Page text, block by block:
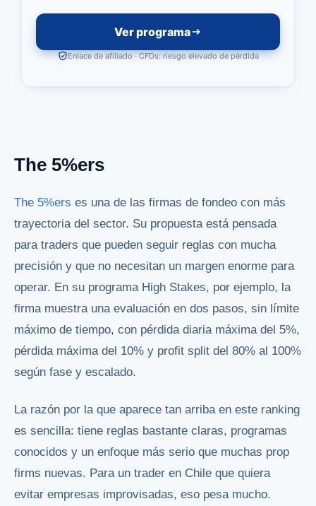
Ver programa
Enlace de afiliado · CFDs: riesgo elevado de pérdida
The 5%ers
The 5%ers es una de las firmas de fondeo con más
trayectoria del sector. Su propuesta está pensada
para traders que pueden seguir reglas con mucha
precisión y que no necesitan un margen enorme para
operar. En su programa High Stakes, por ejemplo, la
firma muestra una evaluación en dos pasos, sin límite
máximo de tiempo, con pérdida diaria máxima del 5%,
pérdida máxima del 10% y profit split del 80% al 100%
según fase y escalado.
La razón por la que aparece tan arriba en este ranking
es sencilla: tiene reglas bastante claras, programas
conocidos y un enfoque más serio que muchas prop
firms nuevas. Para un trader en Chile que quiera
evitar empresas improvisadas, eso pesa mucho.